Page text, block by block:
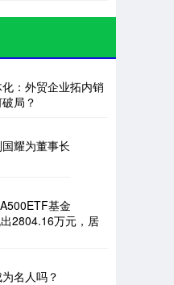
：外贸企业拓内销
局？
耀为董事长
基金
2804.16万元，居
名人吗？